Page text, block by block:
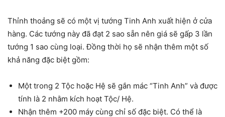
Thỉnh thoảng sẽ có một vị tướng Tinh Anh xuất hiện ở cửa
hàng. Các tướng này đã đạt 2 sao sẵn nên giá sẽ gấp 3 lần
tướng 1 sao cùng loại. Đồng thời họ sẽ nhận thêm một số
khả năng đặc biệt gồm:
Một trong 2 Tộc hoặc Hệ sẽ gắn mác “Tinh Anh” và được
tính là 2 nhằm kích hoạt Tộc/ Hệ.
Nhận thêm +200 máy cùng chỉ số đặc biệt. Có thể là